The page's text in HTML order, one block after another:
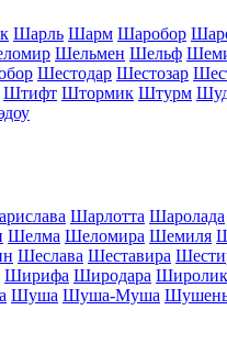
Шарль Шарм Шаробор
Шельмен Шельф
Шестодар Шестозар
Штифт Штормик Штурм
Шарлотта Шаролада
Шелма Шеломира Шемиля
Шеслава Шеставира
Ширифа Широдара
Шуша Шуша-Муша